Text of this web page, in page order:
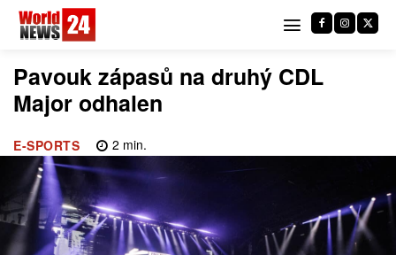
Pavouk zápasů na druhý CDL
Major odhalen
E-SPORTS 2 min.